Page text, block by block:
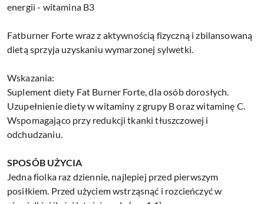
energii - witamina B3
Fatburner Forte wraz z aktywnością fizyczną i zbilansowaną
dietą sprzyja uzyskaniu wymarzonej sylwetki.
Wskazania:
Suplement diety Fat Burner Forte, dla osób dorosłych.
Uzupełnienie diety w witaminy z grupy B oraz witaminę C.
Wspomagająco przy redukcji tkanki tłuszczowej i
odchudzaniu.
SPOSÓB UŻYCIA
Jedna fiolka raz dziennie, najlepiej przed pierwszym
posiłkiem. Przed użyciem wstrząsnąć i rozcieńczyć w